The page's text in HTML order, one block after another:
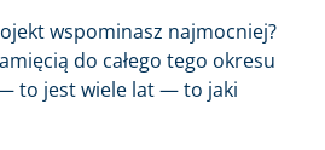
wspominasz najmocniej?
do całego tego okresu
to jest wiele lat — to jaki